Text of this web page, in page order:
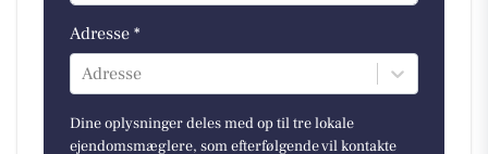
Adresse *
Adresse
Dine oplysninger deles med op til tre lokale
ejendomsmæglere, som efterfølgende vil kontakte